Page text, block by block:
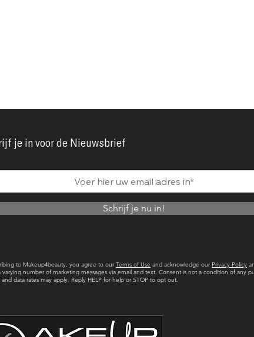
je in voor de Nieuwsbrief
Schrijf je nu in!
to Makeup4beauty, you agree to ourTerms of Use and acknowledge our Privacy Policy
varying number of marketing messages via email and text. Consent is not a condition of any
and data rates may apply. Reply HELP for help or STOP to opt out.